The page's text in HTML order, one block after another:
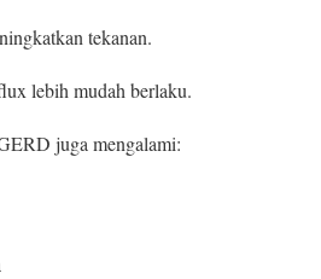
tekanan.
lebih mudah berlaku.
juga mengalami: